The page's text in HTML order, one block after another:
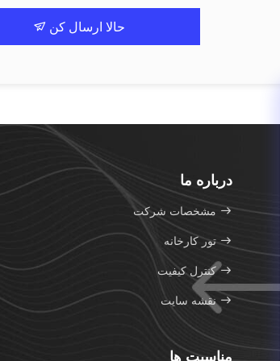
حالا ارسال کن
درباره ما
مشخصات شرکت
تور کارخانه
کنترل کیفیت
نقشه سایت
مناسبت ها